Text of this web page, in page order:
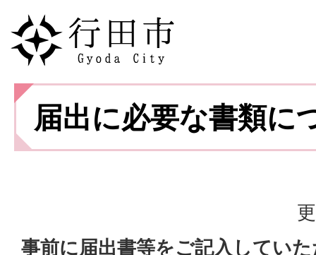
届出に必要な書類に
事前に届出書等をご記入してい